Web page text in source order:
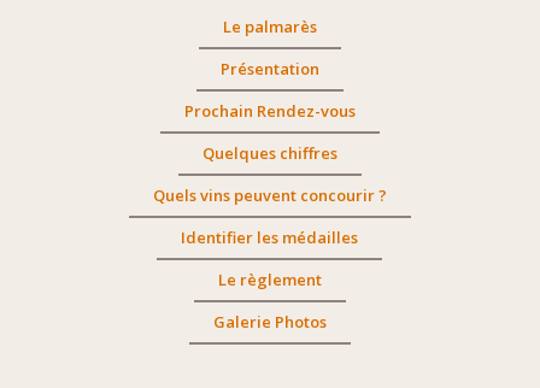
Le palmarès
Présentation
Prochain Rendez-vous
Quelques chiffres
Quels vins peuvent concourir ?
Identifier les médailles
Le règlement
Galerie Photos